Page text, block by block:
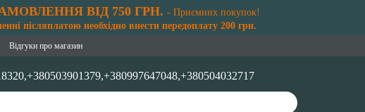
ВІД 750 ГРН. - Приємних покупок!
післяплатою необхідно внести передоплату 200 грн.
Відгуки про магазин
+380503901379,+380997647048,+380504032717